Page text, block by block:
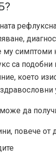
му симптоми
са подобни
което
да
повече от